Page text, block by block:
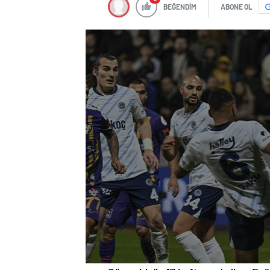
BEĞENDİM ABONE OL